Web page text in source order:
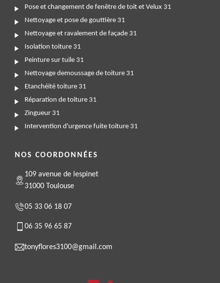
Pose et changement de fenêtre de toit et Velux 31
Nettoyage et pose de gouttière 31
Nettoyage et ravalement de façade 31
Isolation toiture 31
Peinture sur tuile 31
Nettoyage demoussage de toiture 31
Etanchéité toiture 31
Réparation de toiture 31
Zingueur 31
Intervention d'urgence fuite toiture 31
NOS COORDONNÉES
109 avenue de lespinet
31000 Toulouse
05 33 06 18 07
06 35 96 65 87
tonyflores3100@gmail.com